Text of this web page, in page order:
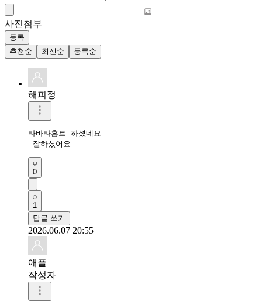
사진첨부
등록
추천순
최신순 등록순
해피정
타바타홈트 하셨네요
잘하셨어요
0
1
답글 쓰기
2026.06.07 20:55
애플
작성자